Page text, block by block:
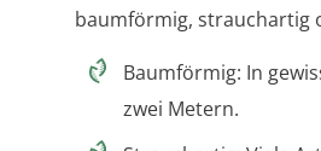
baumförmig, strauchartig
Baumförmig: In
zwei Metern.